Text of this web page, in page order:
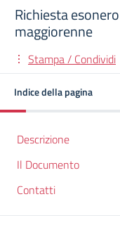
Richiesta
maggiorenne
Stampa / Condividi
Indice della pagina
Descrizione
Il Documento
Contatti